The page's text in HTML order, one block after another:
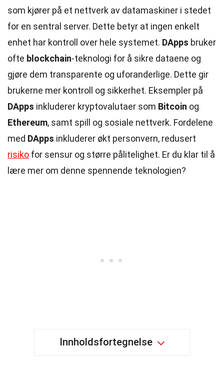
som kjører på et nettverk av datamaskiner i stedet
for en sentral server. Dette betyr at ingen enkelt
enhet har kontroll over hele systemet. DApps bruker
ofte blockchain-teknologi for å sikre dataene og
gjøre dem transparente og uforanderlige. Dette gir
brukerne mer kontroll og sikkerhet. Eksempler på
DApps inkluderer kryptovalutaer som Bitcoin og
Ethereum, samt spill og sosiale nettverk. Fordelene
med DApps inkluderer økt personvern, redusert
risiko for sensur og større pålitelighet. Er du klar til å
lære mer om denne spennende teknologien?
Innholdsfortegnelse